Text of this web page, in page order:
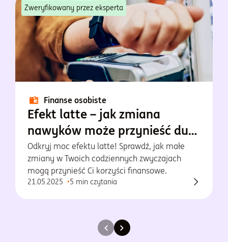
Zweryfikowany przez eksperta
Finanse osobiste
Efekt latte – jak zmiana
nawyków może przynieść duże
oszczędności?
Odkryj moc efektu latte! Sprawdź, jak małe
zmiany w Twoich codziennych zwyczajach
mogą przynieść Ci korzyści finansowe.
21.05.2025 5 min czytania